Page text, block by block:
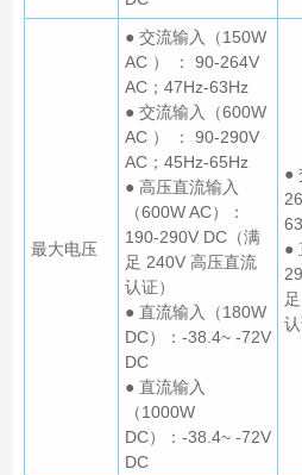
最大电压
● 交流输入（150W
AC ） ： 90-264V
AC；47Hz-63Hz
● 交流输入（600W
AC ） ： 90-290V
AC；45Hz-65Hz
● 高压直流输入
（600W AC）：
190-290V DC（满
足 240V 高压直流
认证）
● 直流输入（180W
DC）：-38.4~ -72V
DC
● 直流输入
（1000W
DC）：-38.4~ -72V
DC
●
●
认